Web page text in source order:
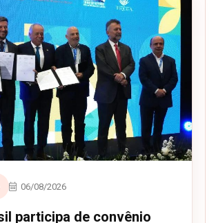
06/08/2026
participa de convênio